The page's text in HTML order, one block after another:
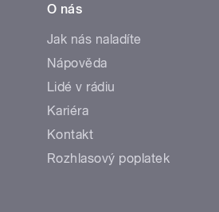
O nás
Jak nás naladíte
Nápověda
Lidé v rádiu
Kariéra
Kontakt
Rozhlasový poplatek